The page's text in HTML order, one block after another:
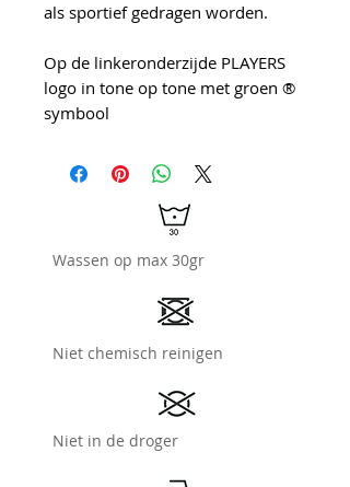
als sportief gedragen worden.
Op de linkeronderzijde PLAYERS
logo in tone op tone met groen ®
symbool
Wassen op max 30gr
Niet chemisch reinigen
Niet in de droger